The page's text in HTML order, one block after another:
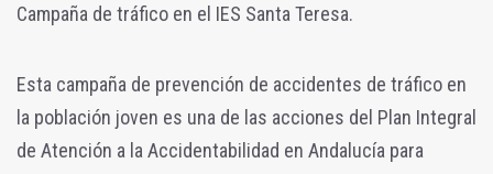
Campaña de tráfico en el IES Santa Teresa.
Esta campaña de prevención de accidentes de tráfico en
la población joven es una de las acciones del Plan Integral
de Atención a la Accidentabilidad en Andalucía para